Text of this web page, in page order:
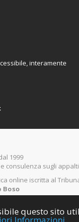
questo sito
Informazioni
interamente
1999
consulenza sugli appalti
online iscritta al
Boso
i diritti riservati.